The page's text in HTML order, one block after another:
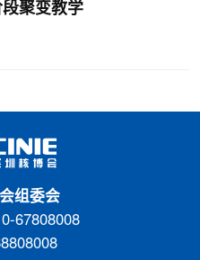
聚变教学
组委会
67808008